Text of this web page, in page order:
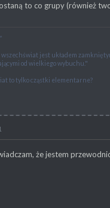
to co grupy (również
wszechświat jest układem
od wielkiego wybuchu."
to tylko cząstki elementarne?
że jestem